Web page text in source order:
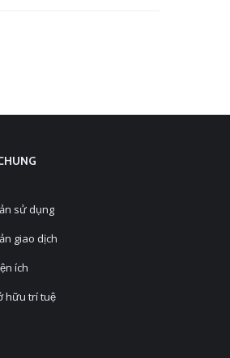
sử dụng
giao dịch
ích
hữu trí tuệ